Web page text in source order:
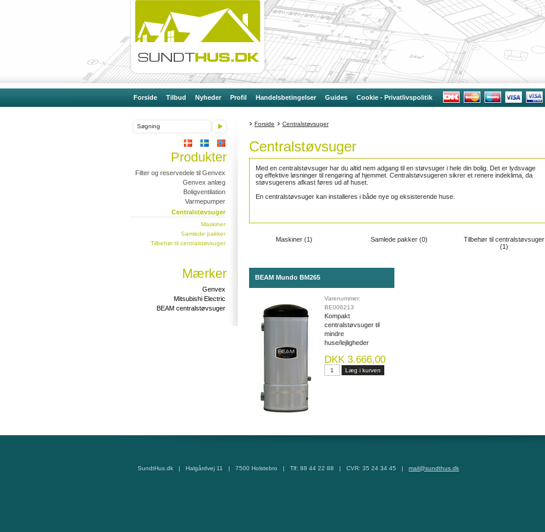
Forside Tilbud Nyheder Profil Handelsbetingelser Guides Cookie - Privatlivspolitik
Produkter
Filter og reservedele til Genvex
Genvex anlæg
Boligventilation
Varmepumper
Centralstøvsuger
Maskiner
Samlede pakker
Tilbehør til centralstøvsuger
Mærker
Genvex
Mitsubishi Electric
BEAM centralstøvsuger
Forside Centralstøvsuger
Centralstøvsuger
Med en centralstøvsuger har du altid nem adgang til en støvsuger i hele din bolig. Det er lydsvage
og effektive løsninger til rengøring af hjemmet. Centralstøvsugeren sikrer et renere indeklima, da
støvsugerens afkast føres ud af huset.
En centralstøvsuger kan installeres i både nye og eksisterende huse.
Maskiner (1) Samlede pakker (0)
Tilbehør til centralstøvsuger
(1)
BEAM Mundo BM265
Varenummer:
BE006213
Kompakt
centralstøvsuger til
mindre
huse/lejligheder
DKK 3.666,00
SundtHus.dk | Halgårdvej 11 | 7500 Holstebro | Tlf: 88 44 22 88 | CVR: 35 24 34 45 | mail@sundthus.dk